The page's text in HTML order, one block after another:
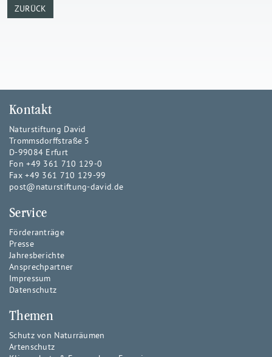
ZURÜCK
Kontakt
Naturstiftung David
Trommsdorffstraße 5
D-99084 Erfurt
Fon +49 361 710 129-0
Fax +49 361 710 129-99
post@naturstiftung-david.de
Service
Förderanträge
Presse
Jahresberichte
Ansprechpartner
Impressum
Datenschutz
Themen
Schutz von Naturräumen
Artenschutz